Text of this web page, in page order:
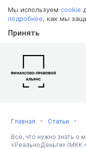
Мы используем cookie
подробнее, как мы
Принять
Главная Статьи
Все, что нужно знать о
«РеальноДеньги» (МКК